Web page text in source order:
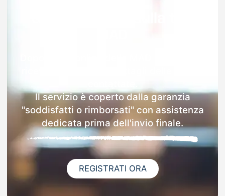
Il servizio è coperto dalla garanzia
"soddisfatti o rimborsati" con assistenza
dedicata prima dell'invio finale.
REGISTRATI ORA